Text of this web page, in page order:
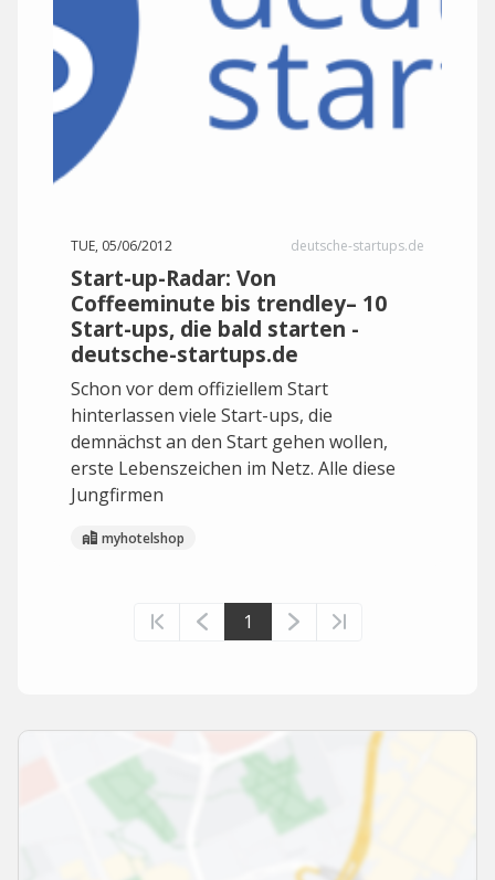
TUE, 05/06/2012 deutsche-startups.de
Start-up-Radar: Von
Coffeeminute bis trendley– 10
Start-ups, die bald starten -
deutsche-startups.de
Schon vor dem offiziellem Start
hinterlassen viele Start-ups, die
demnächst an den Start gehen wollen,
erste Lebenszeichen im Netz. Alle diese
Jungfirmen
myhotelshop
1